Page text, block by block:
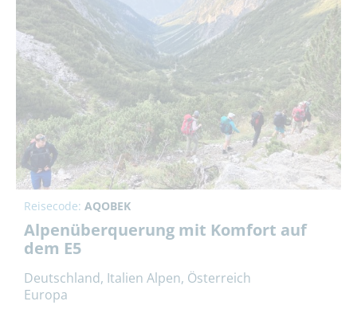
Reisecode: AQOBEK
Alpenüberquerung mit Komfort auf
dem E5
Deutschland, Italien Alpen, Österreich
Europa